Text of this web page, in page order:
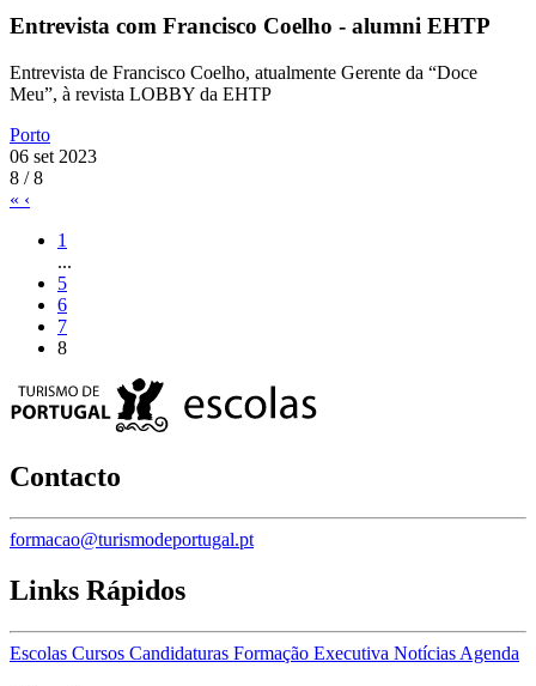
Entrevista com Francisco Coelho - alumni EHTP
Entrevista de Francisco Coelho, atualmente Gerente da “Doce
Meu”, à revista LOBBY da EHTP
Porto
06 set 2023
8 / 8
« ‹
1
...
5
6
7
8
Contacto
formacao@turismodeportugal.pt
Links Rápidos
Escolas Cursos Candidaturas Formação Executiva Notícias Agenda